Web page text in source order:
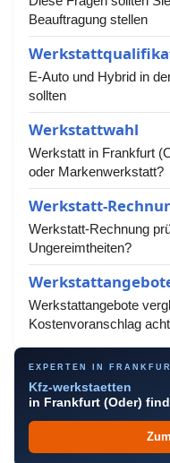
Beauftragung stellen
E-Auto und Hybrid in
sollten
Werkstattwahl
Werkstatt in Frankfurt
oder Markenwerkstatt?
Werkstatt-
Werkstatt-Rechnung
Ungereimtheiten?
Werkstattangebote
Kostenvoranschlag
EXPERTEN IN
Kfz-werkstaetten
in Frankfurt (Oder)